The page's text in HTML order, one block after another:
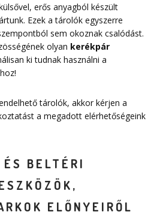
erős anyagból készült
Ezek a tárolók egyszerre
sem okoznak csalódást.
olyan kerékpár
ki tudnak használni a
tárolók, akkor kérjen a
a megadott elérhetőségeink
BELTÉRI
ELŐNYEIRŐL